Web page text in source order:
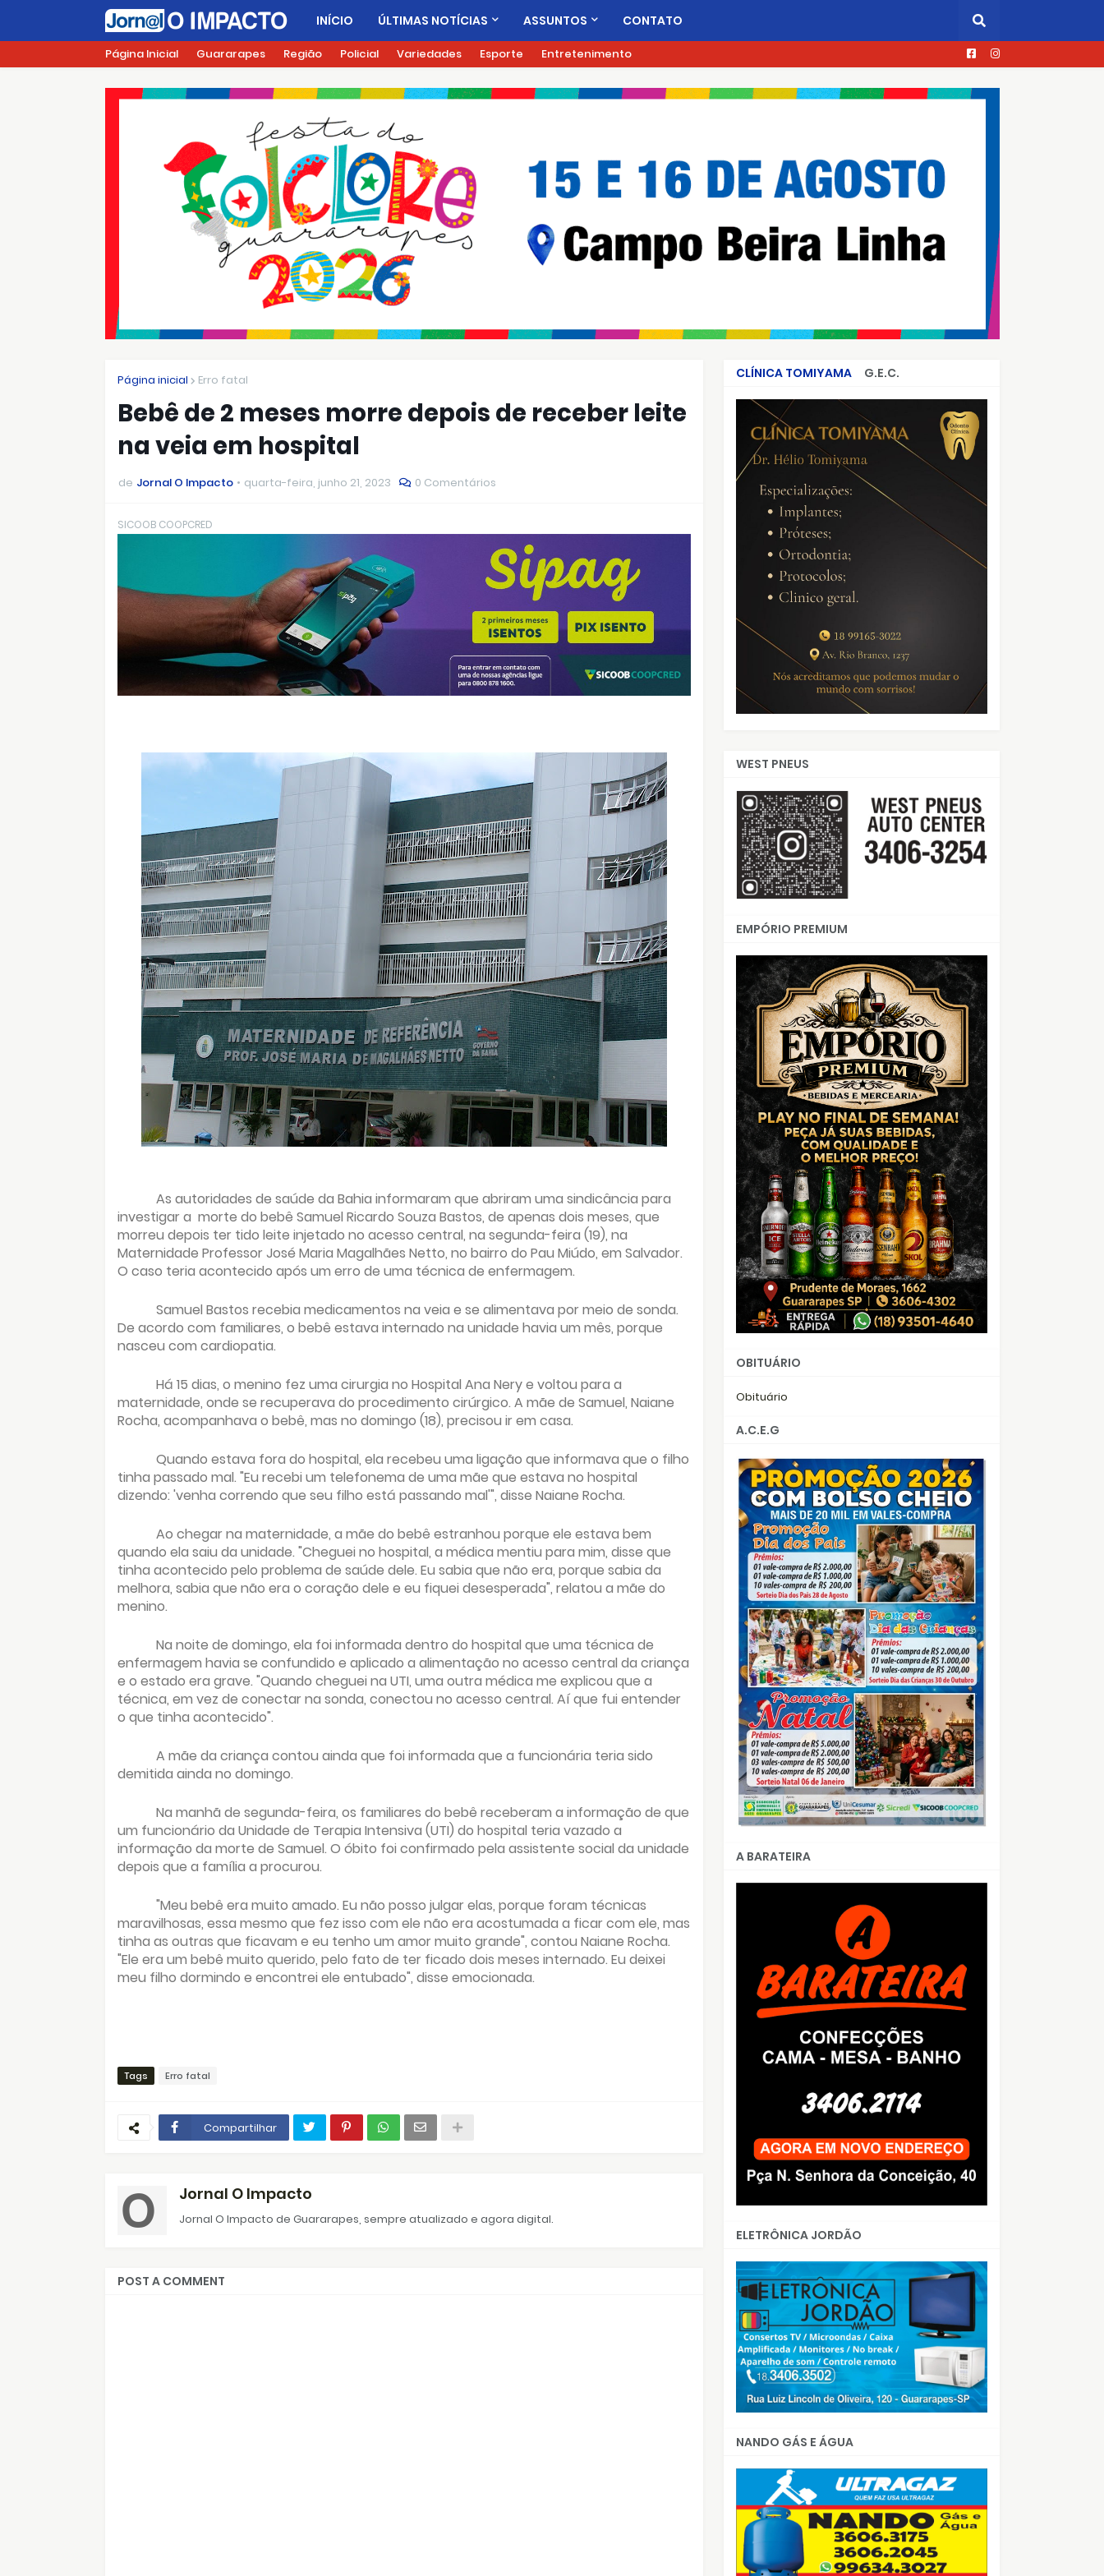
INÍCIO ÚLTIMAS NOTÍCIAS ASSUNTOS CONTATO
Página Inicial Guararapes Região Policial Variedades Esporte Entretenimento
Página inicial Erro fatal
Bebê de 2 meses morre depois de receber leite
na veia em hospital
de Jornal O Impacto quarta-feira, junho 21, 2023 0 Comentários
SICOOB COOPCRED
As autoridades de saúde da Bahia informaram que abriram uma sindicância para
investigar a morte do bebê Samuel Ricardo Souza Bastos, de apenas dois meses, que
morreu depois ter tido leite injetado no acesso central, na segunda-feira (19), na
Maternidade Professor José Maria Magalhães Netto, no bairro do Pau Miúdo, em Salvador.
O caso teria acontecido após um erro de uma técnica de enfermagem.
Samuel Bastos recebia medicamentos na veia e se alimentava por meio de sonda.
De acordo com familiares, o bebê estava internado na unidade havia um mês, porque
nasceu com cardiopatia.
Há 15 dias, o menino fez uma cirurgia no Hospital Ana Nery e voltou para a
maternidade, onde se recuperava do procedimento cirúrgico. A mãe de Samuel, Naiane
Rocha, acompanhava o bebê, mas no domingo (18), precisou ir em casa.
Quando estava fora do hospital, ela recebeu uma ligação que informava que o filho
tinha passado mal. "Eu recebi um telefonema de uma mãe que estava no hospital
dizendo: 'venha correndo que seu filho está passando mal'", disse Naiane Rocha.
Ao chegar na maternidade, a mãe do bebê estranhou porque ele estava bem
quando ela saiu da unidade. "Cheguei no hospital, a médica mentiu para mim, disse que
tinha acontecido pelo problema de saúde dele. Eu sabia que não era, porque sabia da
melhora, sabia que não era o coração dele e eu fiquei desesperada", relatou a mãe do
menino.
Na noite de domingo, ela foi informada dentro do hospital que uma técnica de
enfermagem havia se confundido e aplicado a alimentação no acesso central da criança
e o estado era grave. "Quando cheguei na UTI, uma outra médica me explicou que a
técnica, em vez de conectar na sonda, conectou no acesso central. Aí que fui entender
o que tinha acontecido".
A mãe da criança contou ainda que foi informada que a funcionária teria sido
demitida ainda no domingo.
Na manhã de segunda-feira, os familiares do bebê receberam a informação de que
um funcionário da Unidade de Terapia Intensiva (UTI) do hospital teria vazado a
informação da morte de Samuel. O óbito foi confirmado pela assistente social da unidade
depois que a família a procurou.
"Meu bebê era muito amado. Eu não posso julgar elas, porque foram técnicas
maravilhosas, essa mesmo que fez isso com ele não era acostumada a ficar com ele, mas
tinha as outras que ficavam e eu tenho um amor muito grande", contou Naiane Rocha.
"Ele era um bebê muito querido, pelo fato de ter ficado dois meses internado. Eu deixei
meu filho dormindo e encontrei ele entubado", disse emocionada.
Tags Erro fatal
Compartilhar
Jornal O Impacto
Jornal O Impacto de Guararapes, sempre atualizado e agora digital.
POST A COMMENT
CLÍNICA TOMIYAMA
G.E.C.
CRIMES QUE ABALARAM O BRASIL
WEST PNEUS
EMPÓRIO PREMIUM
OBITUÁRIO
Obituário
A.C.E.G
A BARATEIRA
ELETRÔNICA JORDÃO
NANDO GÁS E ÁGUA